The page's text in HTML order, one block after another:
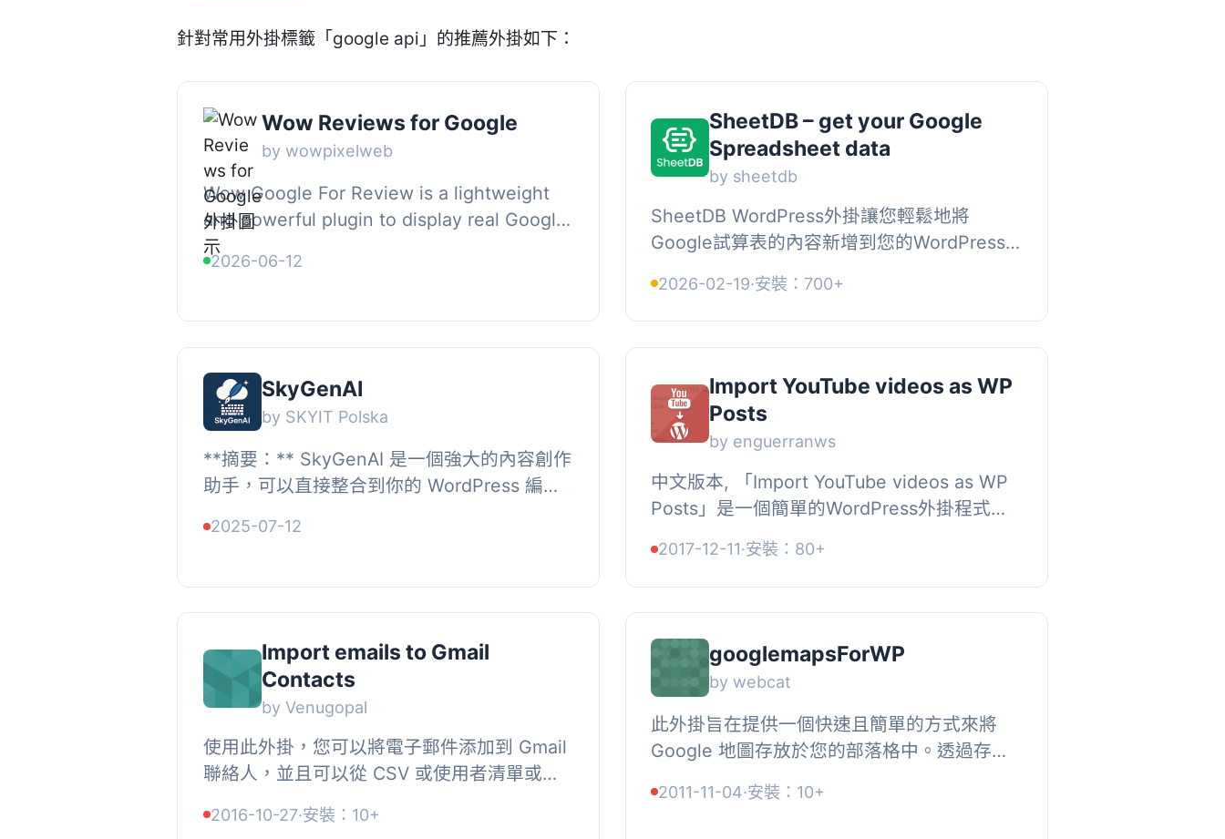
針對常用外掛標籤「google api」的推薦外掛如下：
Wow Reviews for Google
by wowpixelweb
Wow Google For Review is a lightweight
and powerful plugin to display real Google
Reviews directly on your WordPress
website., It uses the latest G...
2026-06-12
SheetDB – get your Google
Spreadsheet data
by sheetdb
SheetDB WordPress外掛讓您輕鬆地將
Google試算表的內容新增到您的WordPress
碼：[sheetdb url="https://sheetd...
2026-02-19·安裝：700+
SkyGenAI
by SKYIT Polska
**摘要：** SkyGenAI 是一個強大的內容創作
助手，可以直接整合到你的 WordPress 編輯
成式 AI API（目前支援 Google...
2025-07-12
Import YouTube videos as WP
Posts
by enguerranws
中文版本, 「Import YouTube videos as WP
Posts」是一個簡單的WordPress外掛程式，
清單ID的方式從YouTube中搜索視...
2017-12-11·安裝：80+
Import emails to Gmail
Contacts
by Venugopal
使用此外掛，您可以將電子郵件添加到 Gmail
聯絡人，並且可以從 CSV 或使用者清單或手
Google 控制台創建 API 金鑰...
2016-10-27·安裝：10+
googlemapsForWP
by webcat
此外掛旨在提供一個快速且簡單的方式來將
Google 地圖存放於您的部落格中。透過存放
的請求，並且減少當 Google 服...
2011-11-04·安裝：10+